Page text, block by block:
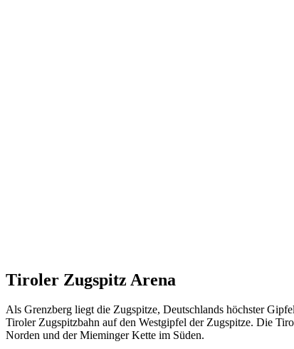
Tiroler Zugspitz Arena
Als Grenzberg liegt die Zugspitze, Deutschlands höchster
Tiroler Zugspitzbahn auf den Westgipfel der Zugspitze. Die
Norden und der Mieminger Kette im Süden.